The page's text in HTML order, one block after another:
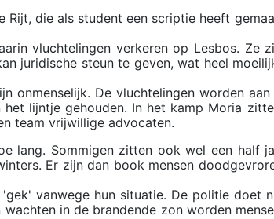
Rijt, die als student een scriptie heeft
vluchtelingen verkeren op Lesbos. Ze
juridische steun te geven, wat heel
onmenselijk. De vluchtelingen worden
lijntje gehouden. In het kamp Moria
team vrijwillige advocaten.
lang. Sommigen zitten ook wel een half
Er zijn dan book mensen
vanwege hun situatie. De politie doet
in de brandende zon worden